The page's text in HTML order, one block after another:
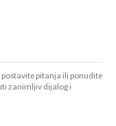
pitanja ili ponudite
zanimljiv dijalog i